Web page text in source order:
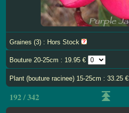
Graines (3) : Hors Stock
Bouture 20-25cm : 19.95 €
Plant (bouture racinee) 15-25cm : 33.25 €
192 / 342